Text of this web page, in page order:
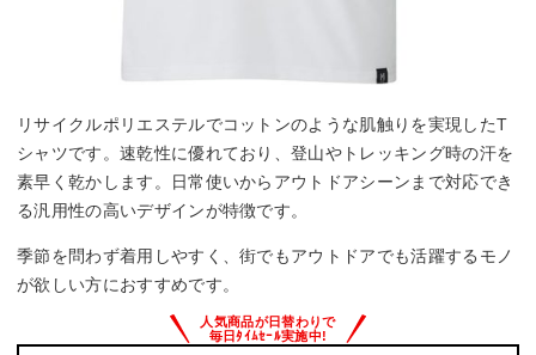
リサイクルポリエステルでコットンのような肌触りを実現したT
シャツです。速乾性に優れており、登山やトレッキング時の汗を
素早く乾かします。日常使いからアウトドアシーンまで対応でき
る汎用性の高いデザインが特徴です。
季節を問わず着用しやすく、街でもアウトドアでも活躍するモノ
が欲しい方におすすめです。